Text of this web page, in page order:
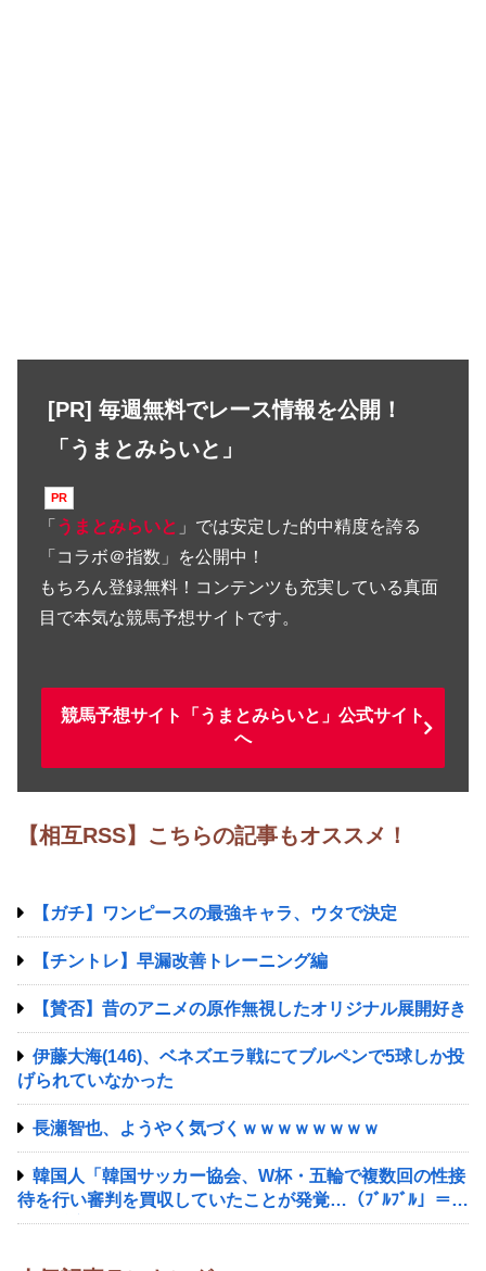
[PR] 毎週無料でレース情報を公開！
「うまとみらいと」
「 うまとみらいと 」では安定した的中精度を誇る
「コラボ＠指数」を公開中！
もちろん登録無料！コンテンツも充実している真面
目で本気な競馬予想サイトです。
競馬予想サイト「うまとみらいと」公式サイト
へ
【相互RSS】こちらの記事もオススメ！
【ガチ】ワンピースの最強キャラ、ウタで決定
【チントレ】早漏改善トレーニング編
【賛否】昔のアニメの原作無視したオリジナル展開好き
伊藤大海(146)、ベネズエラ戦にてブルペンで5球しか投
げられていなかった
長瀬智也、ようやく気づくｗｗｗｗｗｗｗｗ
韓国人「韓国サッカー協会、W杯・五輪で複数回の性接
待を行い審判を買収していたことが発覚…（ﾌﾞﾙﾌﾞﾙ」＝韓
国の反応